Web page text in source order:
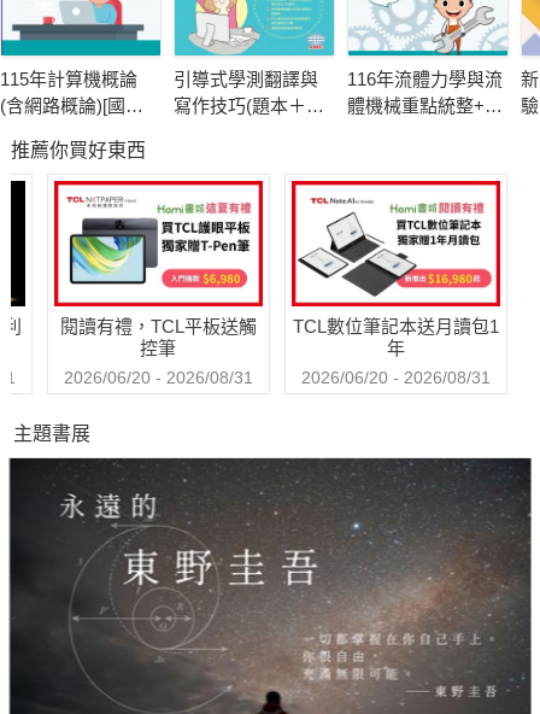
115年計算機概論
(含網路概論)[國民
引導式學測翻譯與
寫作技巧(題本＋解
116年流體力學與流
體機械重點統整+高
推薦你買好東西
閱讀有禮，TCL平板送觸
控筆
2026/06/20 - 2026/08/31
TCL數位筆記本送月讀包1
年
2026/06/20 - 2026/08/31
主題書展